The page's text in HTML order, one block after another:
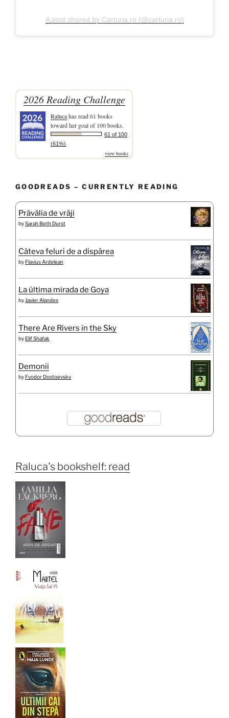
A post shared by Carturia.ro (@carturia.ro)
2026 Reading Challenge
Ralucahas read 61 books
toward her goal of 100 books.
61 of 100
(61%)
view books
GOODREADS – CURRENTLY READING
Prăvălia de vrăji
bySarah Beth Durst
Câteva feluri de a dispărea
by Flavius Ardelean
La última mirada de Goya
by Javier Alandes
There Are Rivers in the Sky
by Elif Shafak
Demonii
by Fyodor Dostoevsky
Raluca's bookshelf: read